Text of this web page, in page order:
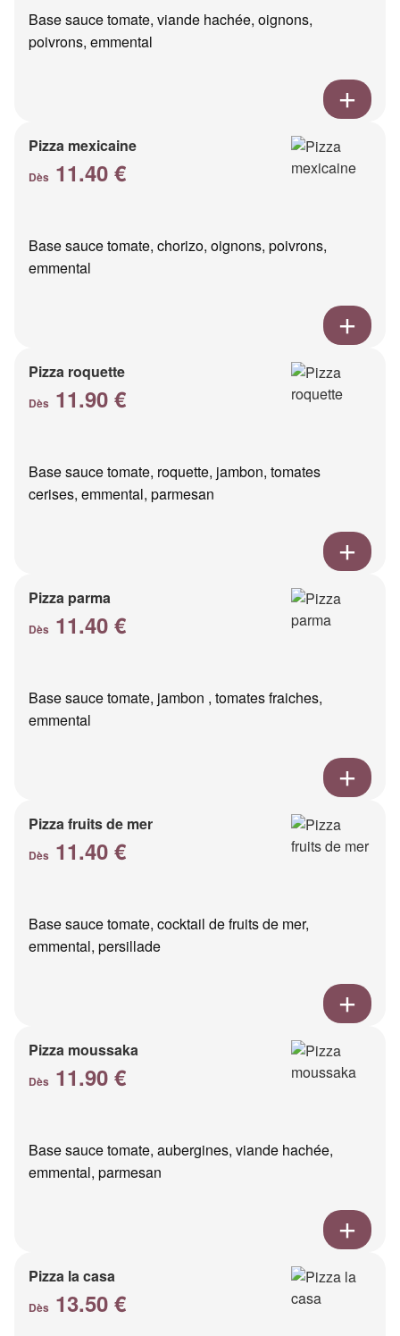
Base sauce tomate, viande hachée, oignons,
poivrons, emmental
Pizza mexicaine
Dès 11.40 €
Base sauce tomate, chorizo, oignons, poivrons,
emmental
Pizza roquette
Dès 11.90 €
Base sauce tomate, roquette, jambon, tomates
cerises, emmental, parmesan
Pizza parma
Dès 11.40 €
Base sauce tomate, jambon , tomates fraiches,
emmental
Pizza fruits de mer
Dès 11.40 €
Base sauce tomate, cocktail de fruits de mer,
emmental, persillade
Pizza moussaka
Dès 11.90 €
Base sauce tomate, aubergines, viande hachée,
emmental, parmesan
Pizza la casa
Dès 13.50 €